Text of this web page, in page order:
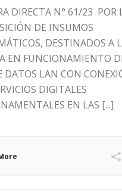
DIRECTA N° 61/23 POR
DE INSUMOS
DESTINADOS A
EN FUNCIONAMIENTO
DATOS LAN CON
DIGITALES
EN LAS [...]